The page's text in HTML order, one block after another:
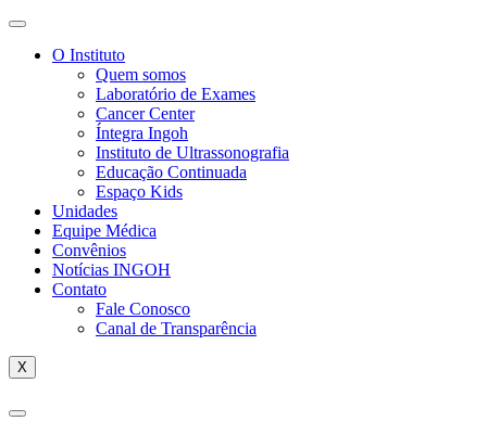
O Instituto
Quem somos
Laboratório de Exames
Cancer Center
Íntegra Ingoh
Instituto de Ultrassonografia
Educação Continuada
Espaço Kids
Unidades
Equipe Médica
Convênios
Notícias INGOH
Contato
Fale Conosco
Canal de Transparência
X